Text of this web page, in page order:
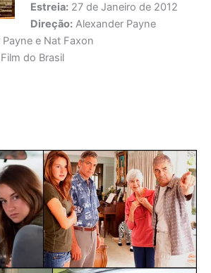
Estreia:27 de Janeiro de 2012
Direção:Alexander Payne
e Nat Faxon
do Brasil